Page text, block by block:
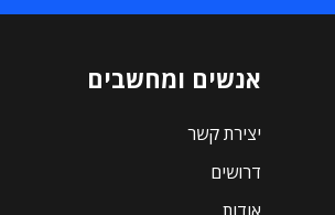
אנשים ומחשבים
יצירת קשר
דרושים